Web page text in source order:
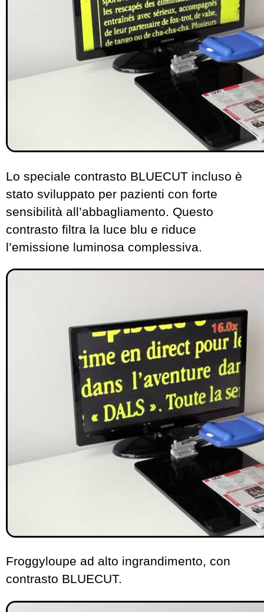
Lo speciale contrasto BLUECUT incluso è
stato sviluppato per pazienti con forte
sensibilità all’abbagliamento. Questo
contrasto filtra la luce blu e riduce
l’emissione luminosa complessiva.
Froggyloupe ad alto ingrandimento, con
contrasto BLUECUT.